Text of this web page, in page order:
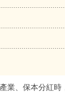
業、保本分紅